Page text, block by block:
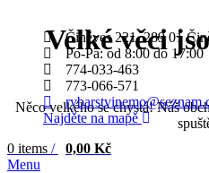
Činěves 221, 289 01
Po-Pa: od 8:00 do 17:00
774-033-463
773-066-571
Najděte na mapě
0 items / 0,00 Kč
Menu
Velké věci
Něco velkého se chystá! Náš